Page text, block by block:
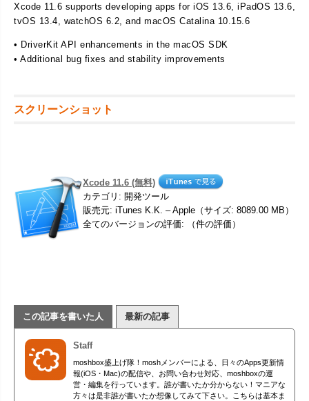
Xcode 11.6 supports developing apps for iOS 13.6, iPadOS 13.6,
tvOS 13.4, watchOS 6.2, and macOS Catalina 10.15.6
• DriverKit API enhancements in the macOS SDK
• Additional bug fixes and stability improvements
スクリーンショット
Xcode 11.6 (無料)
カテゴリ: 開発ツール
販売元: iTunes K.K. – Apple（サイズ: 8089.00 MB）
全てのバージョンの評価: （件の評価）
この記事を書いた人 最新の記事
Staff
moshbox盛上げ隊！moshメンバーによる、日々のApps更新情
報(iOS・Mac)の配信や、お問い合わせ対応、moshboxの運
営・編集を行っています。誰が書いたか分からない！マニアな
方々は是非誰が書いたか想像してみて下さい。こちらは基本ま